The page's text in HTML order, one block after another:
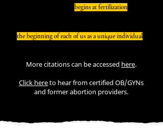
begins at fertilizationwhen a
the beginning of each of us as a unique individual
More citations can be accessed here.
Click hereto hear from certified OB/GYNs
and former abortion providers.